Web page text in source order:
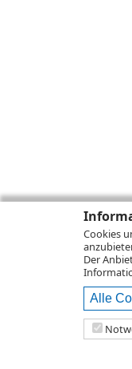
Cookies
Der
Alle